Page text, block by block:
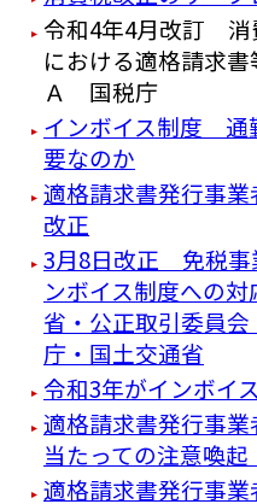
令和4年4月改訂 消
における適格請求
Ａ 国税庁
インボイス制度 通
要なのか
適格請求書発行事
改正
3月8日改正 免税事
ンボイス制度への
省・公正取引委員
庁・国土交通省
令和3年がインボイ
適格請求書発行事
当たっての注意喚
適格請求書発行事